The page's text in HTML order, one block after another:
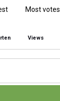
Most votes
Views